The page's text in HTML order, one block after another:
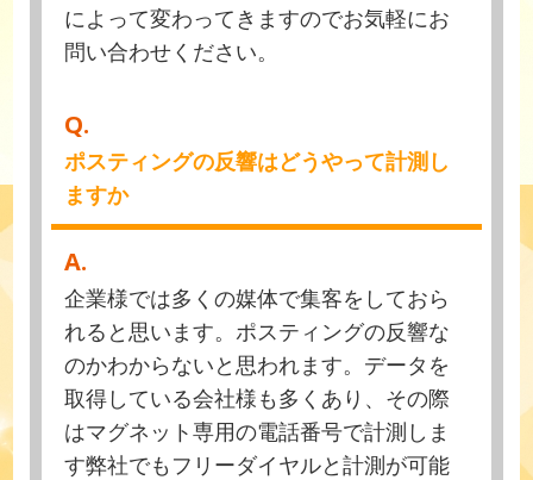
によって変わってきますのでお気軽にお
問い合わせください。
Q.
ポスティングの反響はどうやって計測し
ますか
A.
企業様では多くの媒体で集客をしておら
れると思います。ポスティングの反響な
のかわからないと思われます。データを
取得している会社様も多くあり、その際
はマグネット専用の電話番号で計測しま
す弊社でもフリーダイヤルと計測が可能